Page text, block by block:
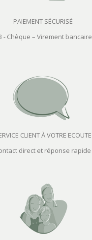
PAIEMENT SÉCURISÉ
- Chèque – Virement bancaire
CLIENT À VOTRE ECOUTE
direct et réponse rapide